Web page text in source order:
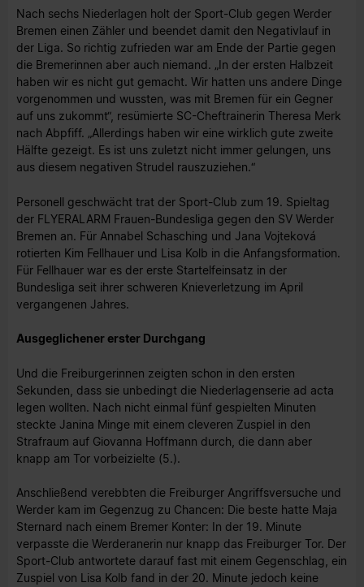
Nach sechs Niederlagen holt der Sport-Club gegen Werder
Bremen einen Zähler und beendet damit den Negativlauf in
der Liga. So richtig zufrieden war am Ende der Partie gegen
die Bremerinnen aber auch niemand. „In der ersten Halbzeit
haben wir es nicht gut gemacht. Wir hatten uns andere Dinge
vorgenommen und wussten, was mit Bremen für ein Gegner
auf uns zukommt“, resümierte SC-Cheftrainerin Theresa Merk
nach Abpfiff. „Allerdings haben wir eine wirklich gute zweite
Hälfte gezeigt. Es ist uns zuletzt nicht immer gelungen, uns
aus diesem negativen Strudel rauszuziehen.“
Personell geschwächt trat der Sport-Club zum 19. Spieltag
der FLYERALARM Frauen-Bundesliga gegen den SV Werder
Bremen an. Für Annabel Schasching und Jana Vojteková
rotierten Kim Fellhauer und Lisa Kolb in die Anfangsformation.
Für Fellhauer war es der erste Startelfeinsatz in der
Bundesliga seit ihrer schweren Knieverletzung im April
vergangenen Jahres.
Ausgeglichener erster Durchgang
Und die Freiburgerinnen zeigten schon in den ersten
Sekunden, dass sie unbedingt die Niederlagenserie ad acta
legen wollten. Nach nicht einmal fünf gespielten Minuten
steckte Janina Minge mit einem cleveren Zuspiel in den
Strafraum auf Giovanna Hoffmann durch, die dann aber
knapp am Tor vorbeizielte (5.).
Anschließend verebbten die Freiburger Angriffsversuche und
Werder kam im Gegenzug zu Chancen: Die beste hatte Maja
Sternard nach einem Bremer Konter: In der 19. Minute
verpasste die Werderanerin nur knapp das Freiburger Tor. Der
Sport-Club antwortete darauf fast mit einem Gegenschlag, ein
Zuspiel von Lisa Kolb fand in der 20. Minute jedoch keine